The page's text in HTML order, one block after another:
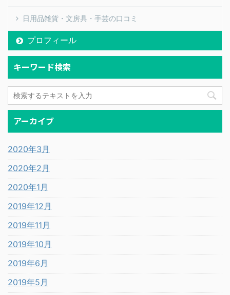
日用品雑貨・文房具・手芸の口コミ
プロフィール
キーワード検索
アーカイブ
2020年3月
2020年2月
2020年1月
2019年12月
2019年11月
2019年10月
2019年6月
2019年5月